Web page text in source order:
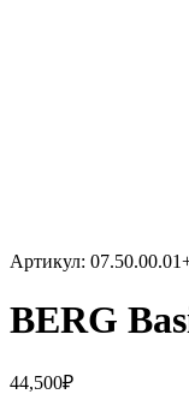
Артикул:
BERG
44,500₽